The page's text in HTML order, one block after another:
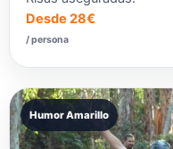
Desde 28€
/ persona
Humor Amarillo